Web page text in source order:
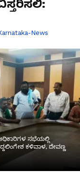
News
ಅಧಿಕಾರಿಗಳ ಸಭೆಯಲ್ಲಿ
ಕಳಿವಾಳ, ದೇವಣ್ಣ